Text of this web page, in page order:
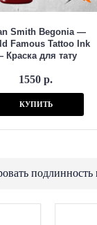
Smith Begonia —
Famous Tattoo Ink
Краска для тату
1550 р.
КУПИТЬ